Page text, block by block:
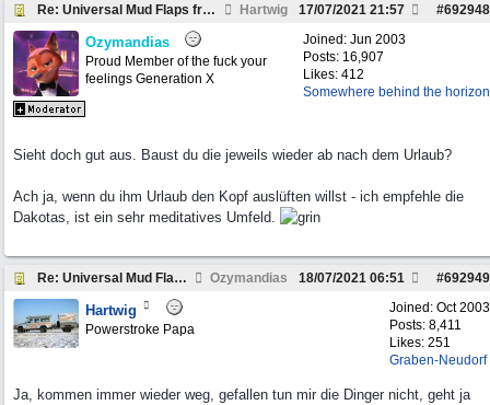
Re: Universal Mud Flaps front ? Hartwig #692948
17/07/2021 21:57
Joined: Jun 2003
Posts: 16,907
Likes: 412
Somewhere behind the horizon
Ozymandias
Proud Member of the fuck your
feelings Generation X
Sieht doch gut aus. Baust du die jeweils wieder ab nach dem Urlaub?
Ach ja, wenn du ihm Urlaub den Kopf auslüften willst - ich empfehle die
Dakotas, ist ein sehr meditatives Umfeld.
Re: Universal Mud Flaps front ? Ozymandias #692949
18/07/2021 06:51
Joined: Oct 2003
Posts: 8,411
Likes: 251
Graben-Neudorf
Hartwig
Powerstroke Papa
Ja, kommen immer wieder weg, gefallen tun mir die Dinger nicht, geht ja